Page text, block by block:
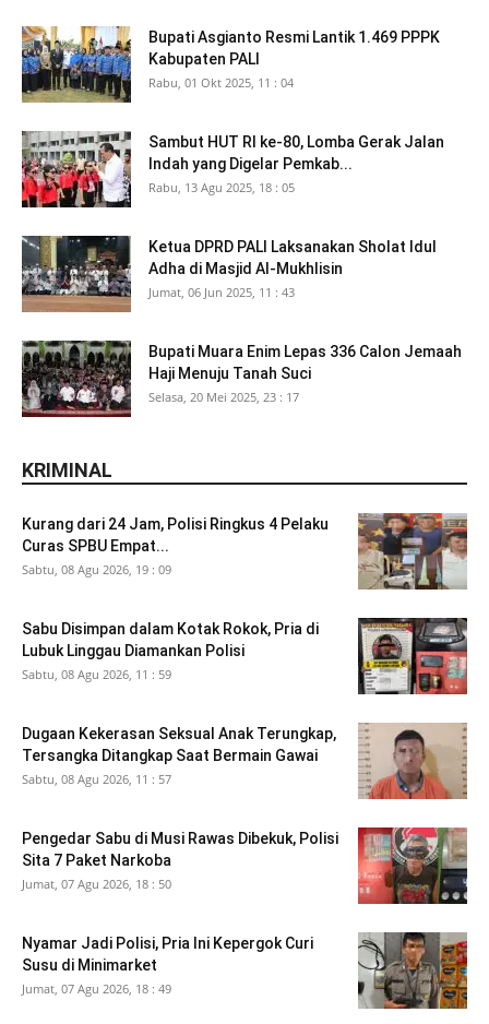
Bupati Asgianto Resmi Lantik 1.469 PPPK
Kabupaten PALI
Rabu, 01 Okt 2025, 11 : 04
Sambut HUT RI ke-80, Lomba Gerak Jalan
Indah yang Digelar Pemkab...
Rabu, 13 Agu 2025, 18 : 05
Ketua DPRD PALI Laksanakan Sholat Idul
Adha di Masjid Al-Mukhlisin
Jumat, 06 Jun 2025, 11 : 43
Bupati Muara Enim Lepas 336 Calon Jemaah
Haji Menuju Tanah Suci
Selasa, 20 Mei 2025, 23 : 17
KRIMINAL
Kurang dari 24 Jam, Polisi Ringkus 4 Pelaku
Curas SPBU Empat...
Sabtu, 08 Agu 2026, 19 : 09
Sabu Disimpan dalam Kotak Rokok, Pria di
Lubuk Linggau Diamankan Polisi
Sabtu, 08 Agu 2026, 11 : 59
Dugaan Kekerasan Seksual Anak Terungkap,
Tersangka Ditangkap Saat Bermain Gawai
Sabtu, 08 Agu 2026, 11 : 57
Pengedar Sabu di Musi Rawas Dibekuk, Polisi
Sita 7 Paket Narkoba
Jumat, 07 Agu 2026, 18 : 50
Nyamar Jadi Polisi, Pria Ini Kepergok Curi
Susu di Minimarket
Jumat, 07 Agu 2026, 18 : 49